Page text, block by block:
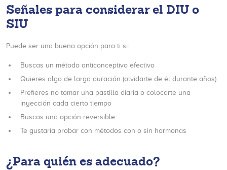
Señales para considerar el DIU o
SIU
Puede ser una buena opción para ti si:
Buscas un método anticonceptivo efectivo
Quieres algo de larga duración (olvidarte de él durante años)
Prefieres no tomar una pastilla diaria o colocarte una
inyección cada cierto tiempo
Buscas una opción reversible
Te gustaría probar con métodos con o sin hormonas
¿Para quién es adecuado?